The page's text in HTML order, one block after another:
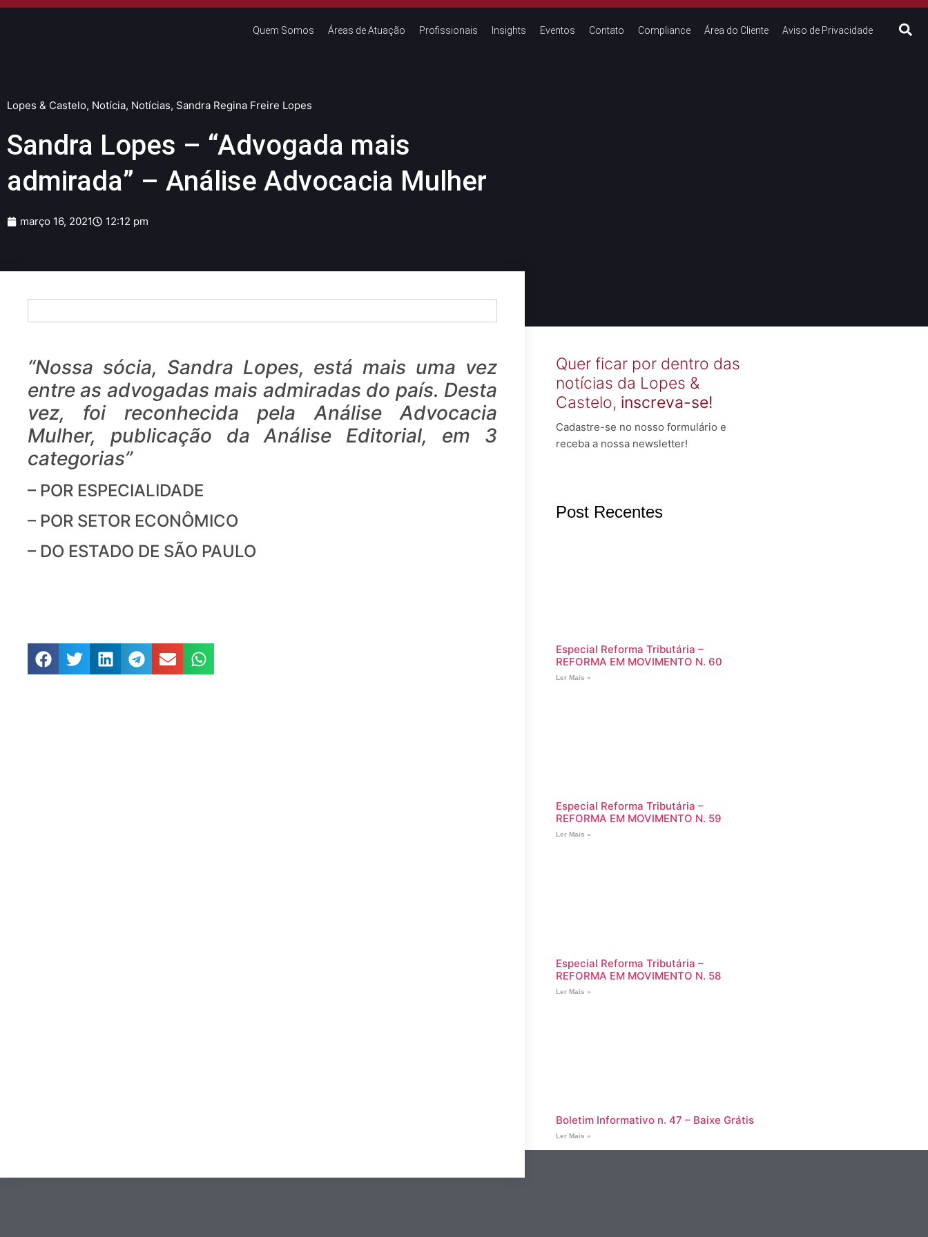
Quem Somos Áreas de Atuação Profissionais Insights Eventos Contato Compliance Área do Cliente Aviso de Privacidade
Lopes & Castelo, Notícia, Notícias, Sandra Regina Freire Lopes
Sandra Lopes – “Advogada mais
admirada” – Análise Advocacia Mulher
março 16, 2021 12:12 pm
“Nossa sócia, Sandra Lopes, está mais uma vez
entre as advogadas mais admiradas do país. Desta
vez, foi reconhecida pela Análise Advocacia
Mulher, publicação da Análise Editorial, em 3
categorias”
– POR ESPECIALIDADE
– POR SETOR ECONÔMICO
– DO ESTADO DE SÃO PAULO
Quer ficar por dentro das
notícias da Lopes &
Castelo, inscreva-se!
Cadastre-se no nosso formulário e
receba a nossa newsletter!
Post Recentes
Especial Reforma Tributária –
REFORMA EM MOVIMENTO N. 60
Ler Mais »
Especial Reforma Tributária –
REFORMA EM MOVIMENTO N. 59
Ler Mais »
Especial Reforma Tributária –
REFORMA EM MOVIMENTO N. 58
Ler Mais »
Boletim Informativo n. 47 – Baixe Grátis
Ler Mais »